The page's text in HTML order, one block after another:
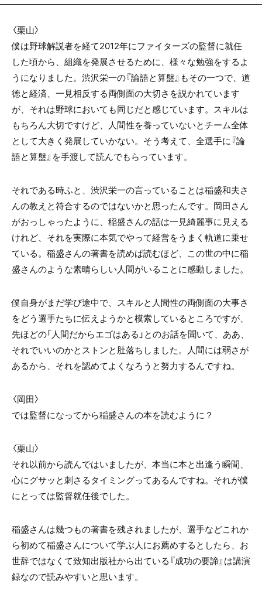
〈栗山〉
僕は野球解説者を経て2012年にファイターズの監督に就任
した頃から、組織を発展させるために、様々な勉強をするよ
うになりました。渋沢栄一の『論語と算盤』もその一つで、道
徳と経済、一見相反する両側面の大切さを説かれています
が、それは野球においても同じだと感じています。スキルは
もちろん大切ですけど、人間性を養っていないとチーム全体
として大きく発展していかない。そう考えて、全選手に『論
語と算盤』を手渡して読んでもらっています。
それである時ふと、渋沢栄一の言っていることは稲盛和夫さ
んの教えと符合するのではないかと思ったんです。岡田さん
がおっしゃったように、稲盛さんの話は一見綺麗事に見える
けれど、それを実際に本気でやって経営をうまく軌道に乗せ
ている。稲盛さんの著書を読めば読むほど、この世の中に稲
盛さんのような素晴らしい人間がいることに感動しました。
僕自身がまだ学び途中で、スキルと人間性の両側面の大事さ
をどう選手たちに伝えようかと模索しているところですが、
先ほどの「人間だからエゴはある」とのお話を聞いて、ああ、
それでいいのかとストンと肚落ちしました。人間には弱さが
あるから、それを認めてよくなろうと努力するんですね。
〈岡田〉
では監督になってから稲盛さんの本を読むように？
〈栗山〉
それ以前から読んではいましたが、本当に本と出逢う瞬間、
心にグサッと刺さるタイミングってあるんですね。それが僕
にとっては監督就任後でした。
稲盛さんは幾つもの著書を残されましたが、選手などこれか
ら初めて稲盛さんについて学ぶ人にお薦めするとしたら、お
世辞ではなくて致知出版社から出ている『成功の要諦』は講演
録なので読みやすいと思います。